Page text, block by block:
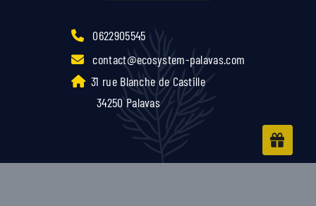
0622905545
contact@ecosystem-palavas.com
31 rue Blanche de Castille
34250 Palavas